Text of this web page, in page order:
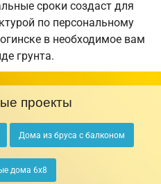
сроки создаст для
по персональному
в необходимое вам
грунта.
проекты
Дома из бруса с балконом
дома 6х8